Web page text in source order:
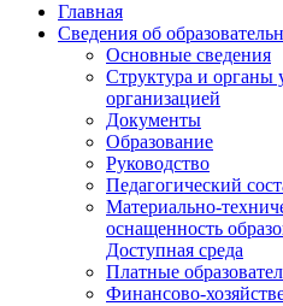
Главная
Сведения об
Основные сведения
Структура и органы
организацией
Документы
Образование
Руководство
Педагогический
Материально-
оснащенность
Доступная среда
Платные
Финансово-